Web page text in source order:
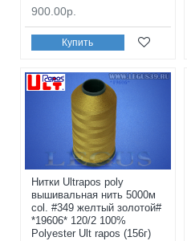
900.00р.
Купить
Нитки Ultrapos poly
вышивальная нить 5000м
col. #349 желтый золотой#
*19606* 120/2 100%
Polyester Ult rapos (156г)